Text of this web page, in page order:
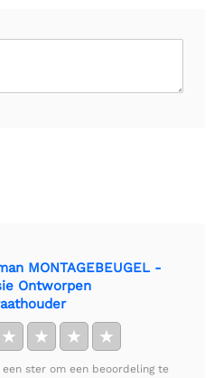
MONTAGEBEUGEL -
Ontworpen
★ ★ ★ ★
ster om een beoordeling te